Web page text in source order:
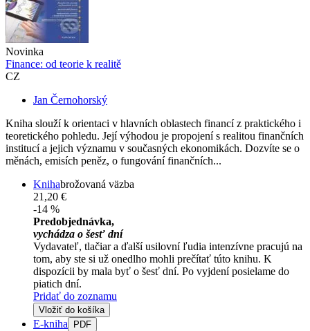
Novinka
Finance: od teorie k realitě
CZ
Jan Černohorský
Kniha slouží k orientaci v hlavních oblastech financí z praktického i
teoretického pohledu. Její výhodou je propojení s realitou finančních
institucí a jejich významu v současných ekonomikách. Dozvíte se o
měnách, emisích peněz, o fungování finančních...
Knihabrožovaná väzba
21,20 €
-14 %
Predobjednávka,
vychádza o šesť dní
Vydavateľ, tlačiar a ďalší usilovní ľudia intenzívne pracujú na
tom, aby ste si už onedlho mohli prečítať túto knihu. K
dispozícii by mala byť o šesť dní. Po vyjdení posielame do
piatich dní.
Pridať do zoznamu
Vložiť do košíka
E-kniha PDF